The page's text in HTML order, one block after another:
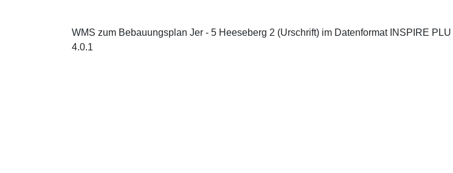
WMS zum Bebauungsplan Jer - 5 Heeseberg 2 (Urschrift) im Datenformat INSPIRE PLU
4.0.1